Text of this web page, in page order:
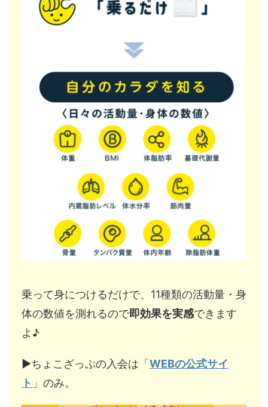
乗って身につけるだけで、11種類の活動量・身
体の数値を測れるので即効果を実感できます
よ♪
▶︎ちょこざっぷの入会は「WEBの公式サイ
ト 」のみ。